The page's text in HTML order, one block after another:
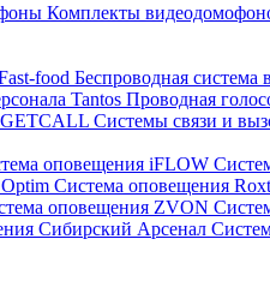
Комплекты
food Беспроводная система
Tantos Проводная
GETCALL Системы связи и
оповещения iFLOW
Система оповещения
оповещения ZVON
Сибирский Арсенал